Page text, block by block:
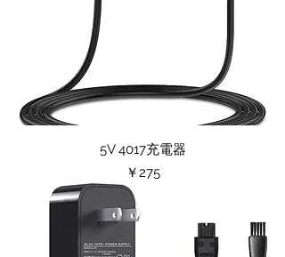
5V 4017充電器
価格
￥275